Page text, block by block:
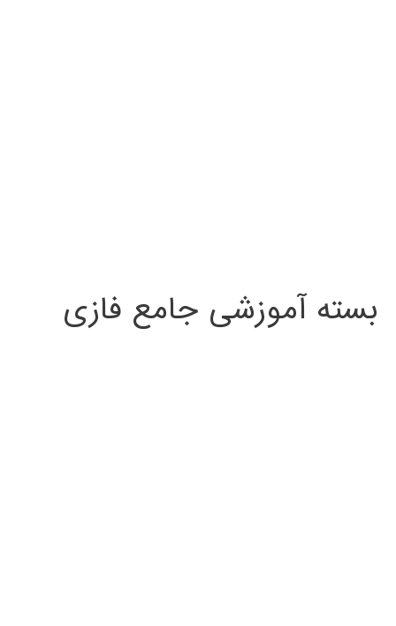
بسته آموزشی جامع فازی